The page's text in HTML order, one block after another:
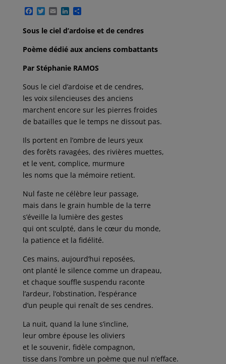
F
c
e
o
k
T
i
t
e
E
a
i
L
n
k
d
n
P
r
t
g
r
Sous le ciel d’ardoise et de cendres
Poème dédié aux anciens combattants
Par Stéphanie RAMOS
Sous le ciel d’ardoise et de cendres,
les voix silencieuses des anciens
marchent encore sur les pierres froides
de batailles que le temps ne dissout pas.
Ils portent en l’ombre de leurs yeux
des forêts ravagées, des rivières muettes,
et le vent, complice, murmure
les noms que la mémoire retient.
Nul faste ne célèbre leur passage,
mais dans le grain humble de la terre
s’éveille la lumière des gestes
qui ont sculpté, dans le cœur du monde,
la patience et la fidélité.
Ces mains, aujourd’hui reposées,
ont planté le silence comme un drapeau,
et chaque souffle suspendu raconte
l’ardeur, l’obstination, l’espérance
d’un peuple qui renaît de ses cendres.
La nuit, quand la lune s’incline,
leur ombre épouse les oliviers
et le souvenir, fidèle compagnon,
tisse dans l’ombre un poème que nul n’efface.